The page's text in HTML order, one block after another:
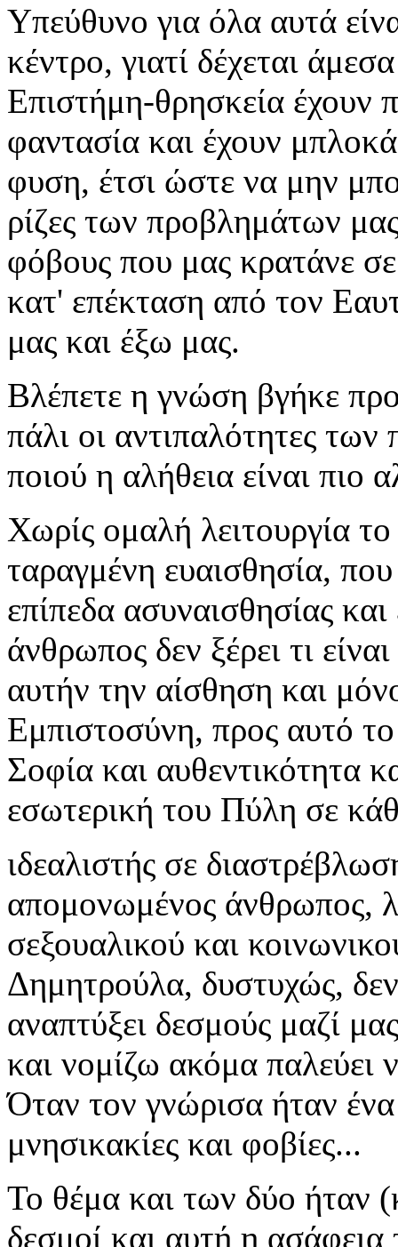
Υπεύθυνο για όλα αυτά
κέντρο, γιατί δέχεται
Επιστήμη-θρησκεία έχουν
φαντασία και έχουν
φυση, έτσι ώστε να μην
ρίζες των προβλημάτων
φόβους που μας κρατάνε
κατ' επέκταση από τον
μας και έξω μας.
Βλέπετε η γνώση βγήκε
πάλι οι αντιπαλότητες
ποιού η αλήθεια είναι πιο
Χωρίς ομαλή λειτουργία
ταραγμένη ευαισθησία,
επίπεδα ασυναισθησίας
άνθρωπος δεν ξέρει τι
αυτήν την αίσθηση και
Εμπιστοσύνη, προς αυτό
Σοφία και αυθεντικότητα
εσωτερική του Πύλη σε
ιδεαλιστής σε
απομονωμένος άνθρωπος,
σεξουαλικού και
Δημητρούλα, δυστυχώς,
αναπτύξει δεσμούς μαζί
και νομίζω ακόμα παλεύει
Όταν τον γνώρισα ήταν ένα
μνησικακίες και φοβίες...
Το θέμα και των δύο ήταν
δεσμοί και αυτή η ασάφεια